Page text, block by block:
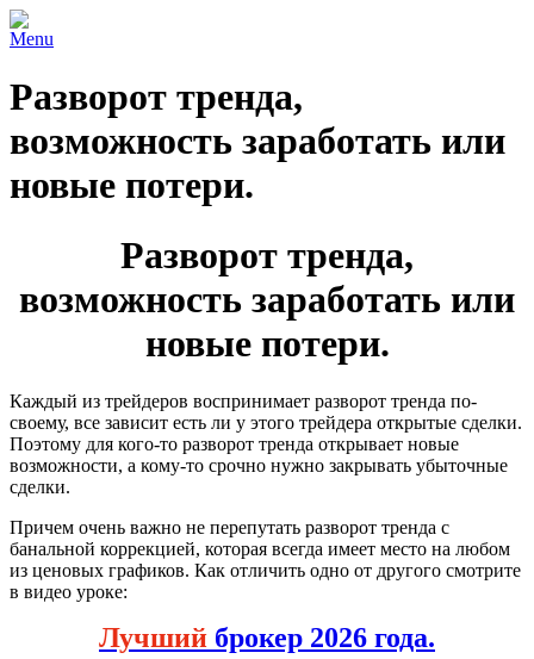
Menu
Разворот тренда,
возможность заработать или
новые потери.
Разворот тренда,
возможность заработать или
новые потери.
Каждый из трейдеров воспринимает разворот тренда по-
своему, все зависит есть ли у этого трейдера открытые сделки.
Поэтому для кого-то разворот тренда открывает новые
возможности, а кому-то срочно нужно закрывать убыточные
сделки.
Причем очень важно не перепутать разворот тренда с
банальной коррекцией, которая всегда имеет место на любом
из ценовых графиков. Как отличить одно от другого смотрите
в видео уроке:
Лучший брокер 2026 года.